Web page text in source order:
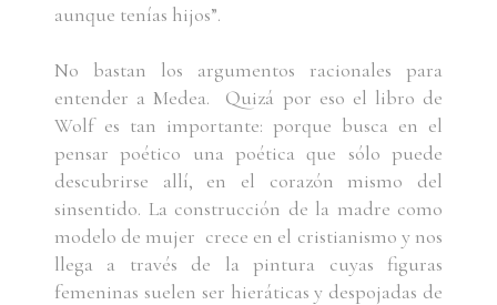
aunque tenías hijos”.
No bastan los argumentos racionales para
entender a Medea. Quizá por eso el libro de
Wolf es tan importante: porque busca en el
pensar poético una poética que sólo puede
descubrirse allí, en el corazón mismo del
sinsentido. La construcción de la madre como
modelo de mujer crece en el cristianismo y nos
llega a través de la pintura cuyas figuras
femeninas suelen ser hieráticas y despojadas de